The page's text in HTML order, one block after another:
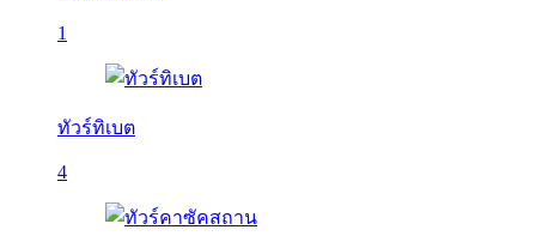
1
ทัวร์ทิเบต
4